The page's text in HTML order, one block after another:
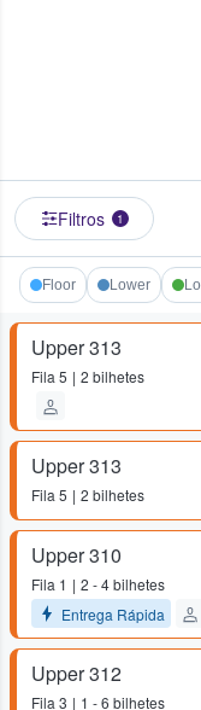
Filtros 1
Floor Lower
Upper 313
Fila 5 2 bilhetes
Upper 313
Fila 5 2 bilhetes
Upper 310
Fila 1
2 - 4 bilhetes
Entrega Rápida
Upper 312
Fila 3 1 - 6 bilhetes